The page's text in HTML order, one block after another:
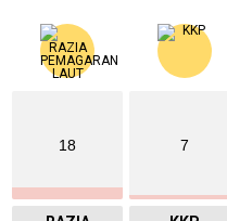
18 7